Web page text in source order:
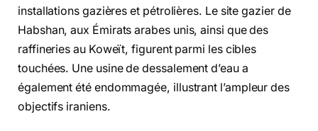
installations gazières et pétrolières. Le site gazier de
Habshan, aux Émirats arabes unis, ainsi que des
raffineries au Koweït, figurent parmi les cibles
touchées. Une usine de dessalement d’eau a
également été endommagée, illustrant l’ampleur des
objectifs iraniens.